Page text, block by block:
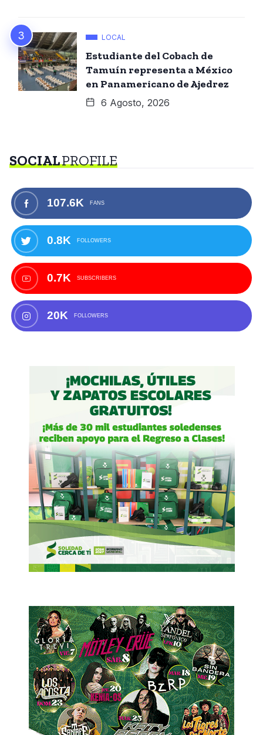
LOCAL
Estudiante del Cobach de
Tamuín representa a México
en Panamericano de Ajedrez
6 Agosto, 2026
SOCIALPROFILE
107.6K FANS
0.8K FOLLOWERS
0.7K SUBSCRIBERS
20K FOLLOWERS